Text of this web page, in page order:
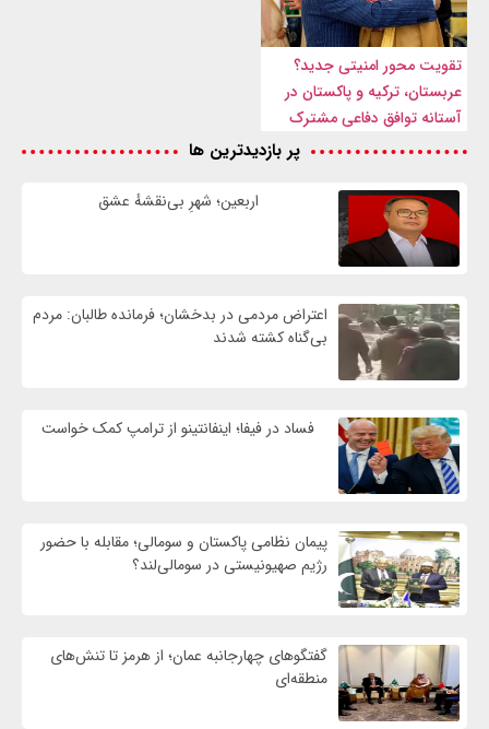
تقویت محور امنیتی جدید؟
عربستان، ترکیه و پاکستان در
آستانه توافق دفاعی مشترک
پر بازدیدترین ها
اربعین؛ شهرِ بی‌نقشهٔ عشق
اعتراض مردمی در بدخشان؛ فرمانده طالبان: مردم
بی‌گناه کشته شدند
فساد در فیفا؛ اینفانتینو از ترامپ کمک خواست
پیمان نظامی پاکستان و سومالی؛ مقابله با حضور
رژيم صهیونیستی در سومالی‌لند؟
گفتگوهای چهارجانبه عمان؛ از هرمز تا تنش‌های
منطقه‌ای